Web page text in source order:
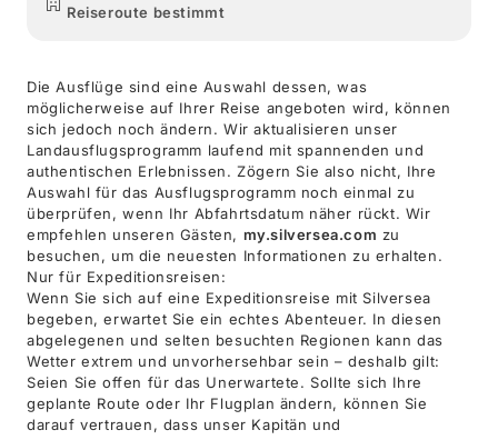
Reiseroute bestimmt
Die Ausflüge sind eine Auswahl dessen, was
möglicherweise auf Ihrer Reise angeboten wird, können
sich jedoch noch ändern. Wir aktualisieren unser
Landausflugsprogramm laufend mit spannenden und
authentischen Erlebnissen. Zögern Sie also nicht, Ihre
Auswahl für das Ausflugsprogramm noch einmal zu
überprüfen, wenn Ihr Abfahrtsdatum näher rückt. Wir
empfehlen unseren Gästen, my.silversea.com zu
besuchen, um die neuesten Informationen zu erhalten.
Nur für Expeditionsreisen:
Wenn Sie sich auf eine Expeditionsreise mit Silversea
begeben, erwartet Sie ein echtes Abenteuer. In diesen
abgelegenen und selten besuchten Regionen kann das
Wetter extrem und unvorhersehbar sein – deshalb gilt:
Seien Sie offen für das Unerwartete. Sollte sich Ihre
geplante Route oder Ihr Flugplan ändern, können Sie
darauf vertrauen, dass unser Kapitän und